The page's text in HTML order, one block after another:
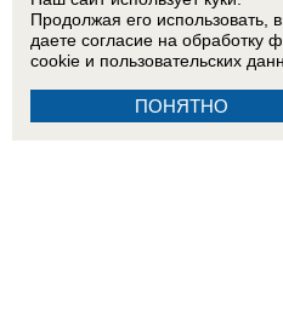
Продолжая его использовать,
даете согласие на обработку
cookie и пользовательских
ПОНЯТНО